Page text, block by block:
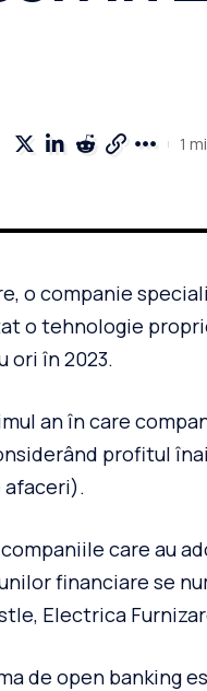
1
o companie
o tehnologie
ori în 2023.
an în care
profitul
afaceri).
care au
financiare se
Electrica
de open banking